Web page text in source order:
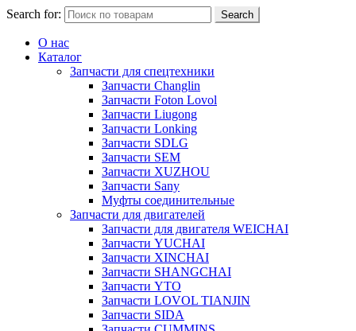
Search for: Search
О нас
Каталог
Запчасти для спецтехники
Запчасти Changlin
Запчасти Foton Lovol
Запчасти Liugong
Запчасти Lonking
Запчасти SDLG
Запчасти SEM
Запчасти XUZHOU
Запчасти Sany
Муфты соединительные
Запчасти для двигателей
Запчасти для двигателя WEICHAI
Запчасти YUCHAI
Запчасти XINCHAI
Запчасти SHANGCHAI
Запчасти YTO
Запчасти LOVOL TIANJIN
Запчасти SIDA